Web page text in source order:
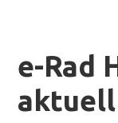
e-Rad